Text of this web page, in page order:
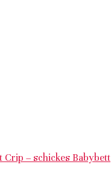
Crip – schickes Babybett